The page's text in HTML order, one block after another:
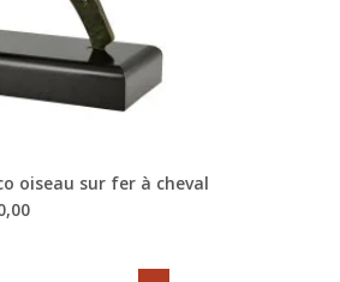
oiseau sur fer à cheval